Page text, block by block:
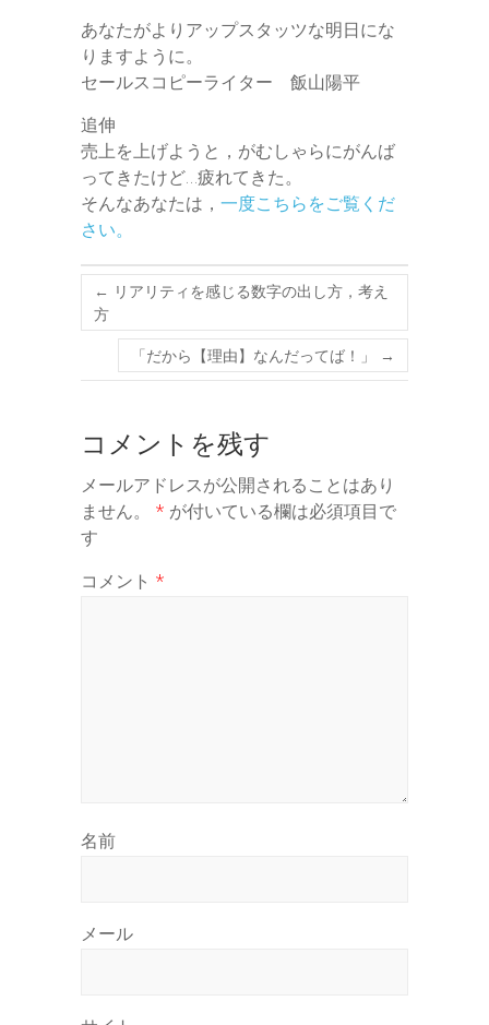
あなたがよりアップスタッツな明日にな
りますように。
セールスコピーライター 飯山陽平
追伸
売上を上げようと，がむしゃらにがんば
ってきたけど…疲れてきた。
そんなあなたは， 一度こちらをご覧くだ
さい。
← リアリティを感じる数字の出し方，考え
方
「だから【理由】なんだってば！」
→
コメントを残す
メールアドレスが公開されることはあり
ません。
* が付いている欄は必須項目で
す
コメント *
名前
メール